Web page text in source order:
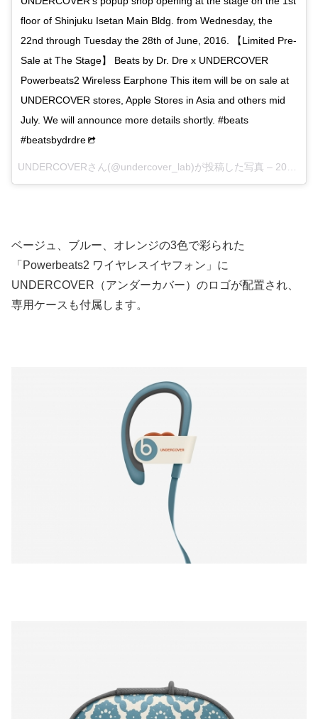
floor of Shinjuku Isetan Main Bldg. from Wednesday, the
22nd through Tuesday the 28th of June, 2016. 【Limited Pre-
Sale at The Stage】 Beats by Dr. Dre x UNDERCOVER
Powerbeats2 Wireless Earphone This item will be on sale at
UNDERCOVER stores, Apple Stores in Asia and others mid
July. We will announce more details shortly. #beats
#beatsbydrdre
UNDERCOVERさん(@undercover_lab)が投稿した写真 – 2016 6月 16 8:20午後 PDT
ベージュ、ブルー、オレンジの3色で彩られた
「Powerbeats2 ワイヤレスイヤフォン」に
UNDERCOVER（アンダーカバー）のロゴが配置され、
専用ケースも付属します。